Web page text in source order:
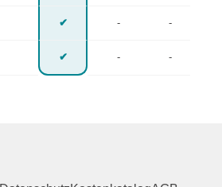
✔ - -
✔ - -